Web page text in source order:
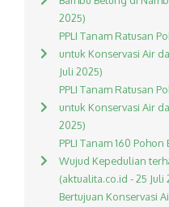
2025)
PPLI Tanam Ratusan
untuk Konservasi Air
Juli 2025)
PPLI Tanam Ratusan
untuk Konservasi Air
2025)
PPLI Tanam 160
Wujud Kepedulian
(aktualita.co.id - 25 Juli
Bertujuan Konservasi